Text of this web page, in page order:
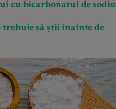
cu bicarbonatul de sodiu
să știi înainte de